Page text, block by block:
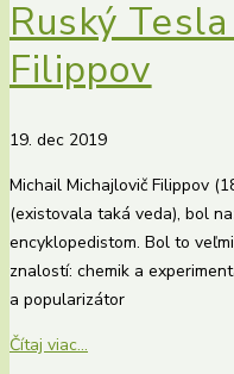
Ruský
Filippov
19. dec 2019
Michail Michajlovič Filippov
(existovala taká veda), bol
encyklopedistom. Bol to
znalostí: chemik a
a popularizátor
Čítaj viac...